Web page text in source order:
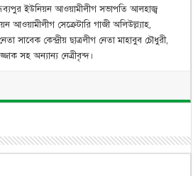
ইউনিয়ন আওয়ামীলীগ সভাপতি আলহাজ্ব
আওয়ামীলীগ সেক্রেটারি গাজী অলিউল্ল্যাহ,
সাবেক কেন্দ্রীয় ছাত্রলীগ নেতা মাহাবুব চৌধুরী,
সহ অন্যান্য নেত্রীবৃন্দ।